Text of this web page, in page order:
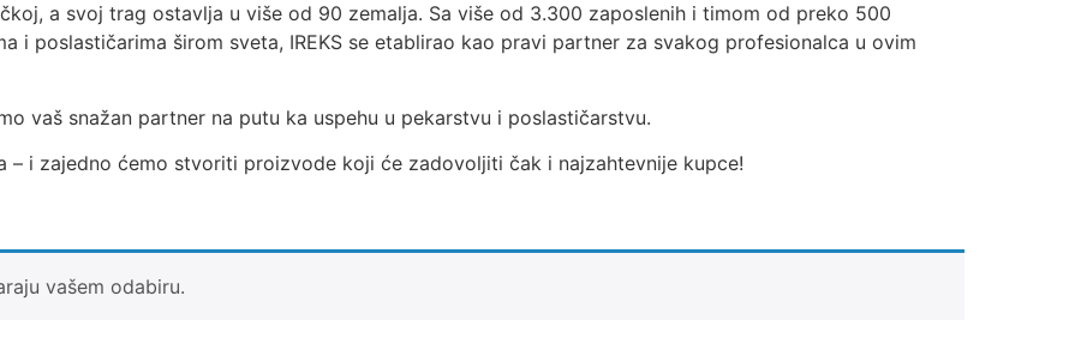
a svoj trag ostavlja u više od 90 zemalja. Sa više od 3.300 zaposlenih i timom od preko 500
i poslastičarima širom sveta, IREKS se etablirao kao pravi partner za svakog profesionalca u ovim
vaš snažan partner na putu ka uspehu u pekarstvu i poslastičarstvu.
– i zajedno ćemo stvoriti proizvode koji će zadovoljiti čak i najzahtevnije kupce!
vašem odabiru.